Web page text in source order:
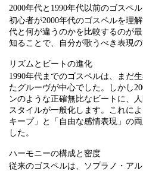
2000年代と1990年代以前のゴスペ
初心者が2000年代のゴスペルを理
代と何が違うのかを比較するのが
知ることで、自分が歌うべき表現
リズムとビートの進化
1990年代までのゴスペルは、まだ
たグルーヴが中心でした。しかし
ンのような正確無比なビートに、
スタイルが一般化します。これに
キープ」と「自由な感情表現」の
した。
ハーモニーの構成と密度
従来のゴスペルは、ソプラノ・ア